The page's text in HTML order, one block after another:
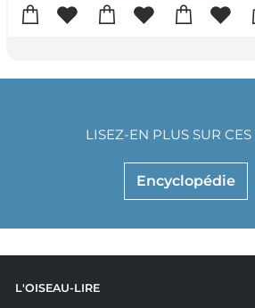
Encyclopédie
LISEZ-EN PLUS SUR
L'OISEAU-LIRE